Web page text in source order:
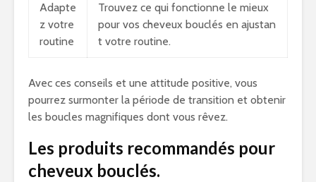
Adapte
z votre
routine
Trouvez ce qui fonctionne le mieux
pour vos cheveux bouclés en ajustan
t votre routine.
Avec ces conseils et une attitude positive, vous
pourrez surmonter la période de transition et obtenir
les boucles magnifiques dont vous rêvez.
Les produits recommandés pour
cheveux bouclés.